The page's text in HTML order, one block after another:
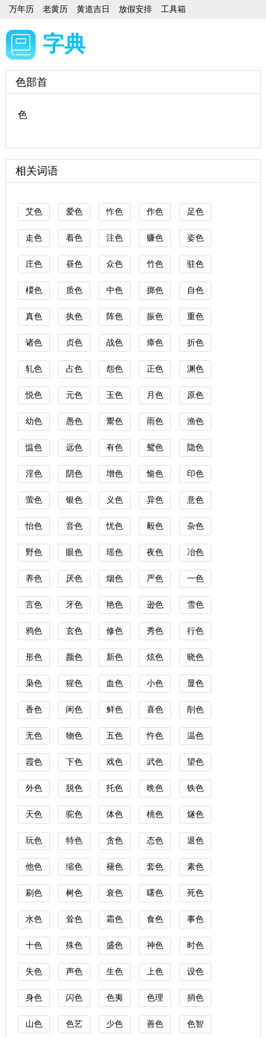
万年历 老黄历 黄道吉日 放假安排 工具箱
字典
色部首
色
相关词语
艾色 爱色 怍色 作色 足色
走色 着色 注色 赚色 姿色
庄色 昼色 众色 竹色 驻色
椶色 质色 中色 掷色 自色
真色 执色 阵色 振色 重色
诸色 贞色 战色 瘴色 折色
轧色 占色 怨色 正色 渊色
悦色 元色 玉色 月色 原色
幼色 愚色 鬻色 雨色 渔色
愠色 远色 有色 鸳色 隐色
淫色 阴色 增色 愉色 印色
萤色 银色 义色 异色 意色
怡色 音色 忧色 毅色 杂色
野色 眼色 瑶色 夜色 冶色
养色 厌色 烟色 严色 一色
言色 牙色 艳色 逊色 雪色
鸦色 玄色 修色 秀色 行色
形色 颜色 新色 炫色 晓色
枭色 猩色 血色 小色 显色
香色 闲色 鲜色 喜色 削色
无色 物色 五色 忤色 温色
霞色 下色 戏色 武色 望色
外色 脱色 托色 晩色 铁色
天色 驼色 体色 桃色 燧色
玩色 特色 贪色 态色 退色
他色 缩色 褪色 套色 素色
刷色 树色 衰色 曙色 死色
水色 耸色 霜色 食色 事色
十色 殊色 盛色 神色 时色
失色 声色 生色 上色 设色
身色 闪色 色夷 色理 捎色
山色 色艺 少色 善色 色智